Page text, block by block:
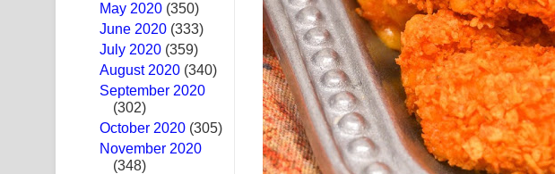
Hoda sihiyen Song Lyrics - හොද සිහියෙන් ගීතයේ පද පෙළ
Awanken Song Lyrics - අවංකෙන් ගීතයේ පද පෙළ
Pa Sina Song Lyrics - පෑ සිනා ගීතයේ පද පෙළ
Pemwanthiye Song Lyrics - පෙම්වන්තියේ ගීතයේ පද පෙළ
Manobhawa Song Lyrics - මනෝභව ගීතයේ පද පෙළ
May 2020 (350)
June 2020 (333)
July 2020 (359)
August 2020 (340)
September 2020
(302)
October 2020 (305)
November 2020
(348)